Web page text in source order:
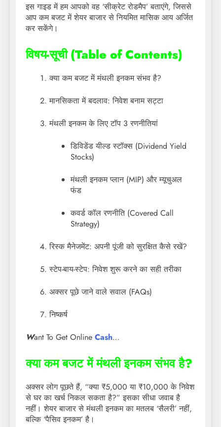
इस गाइड में हम आपको वह ‘सीक्रेट रोडमैप’ बताएंगे, जिससे
आप कम बजट में शेयर बाजार से नियमित मासिक आय अर्जित
कर सकेंगे।
विषय-सूची (Table of Contents)
क्या कम बजट में मंथली इनकम संभव है?
मानसिकता में बदलाव: निवेश बनाम सट्टा
मंथली इनकम के लिए टॉप 3 रणनीतियां
डिविडेंड यील्ड स्टॉक्स (Dividend Yield
Stocks)
मंथली इनकम प्लान (MIP) और म्यूचुअल
फंड
कवर्ड कॉल रणनीति (Covered Call
Strategy)
रिस्क मैनेजमेंट: अपनी पूंजी को सुरक्षित कैसे रखें?
स्टेप-बाय-स्टेप: निवेश शुरू करने का सही तरीका
अक्सर पूछे जाने वाले सवाल (FAQs)
निष्कर्ष
Want To Get Online Cash…
क्या कम बजट में मंथली इनकम संभव है?
अक्सर लोग पूछते हैं, “क्या ₹5,000 या ₹10,000 के निवेश
से घर का खर्च निकल सकता है?” इसका सीधा जवाब है
नहीं। शेयर बाजार से मंथली इनकम का मतलब ‘सैलरी’ नहीं,
बल्कि ‘पैसिव इनकम’ है।